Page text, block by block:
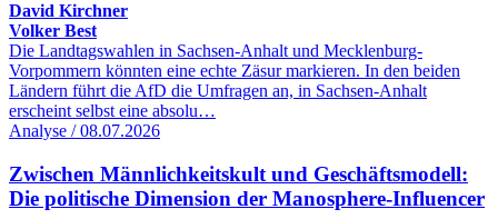
David Kirchner
Volker Best
Die Landtagswahlen in Sachsen-Anhalt und Mecklenburg-
Vorpommern könnten eine echte Zäsur markieren. In den beiden
Ländern führt die AfD die Umfragen an, in Sachsen-Anhalt
erscheint selbst eine absolu…
Analyse / 08.07.2026
Zwischen Männlichkeitskult und Geschäftsmodell:
Die politische Dimension der Manosphere-Influencer